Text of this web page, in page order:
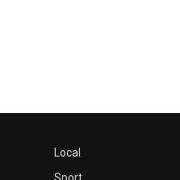
Local